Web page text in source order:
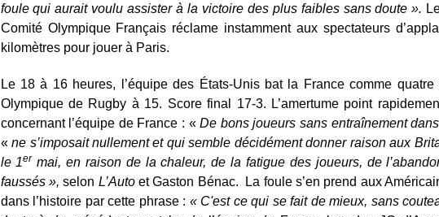
foule qui aurait voulu assister à la victoire des plus faibles sans doute ».
Comité Olympique Français réclame instamment aux spectateurs
kilomètres pour jouer à Paris.
Le 18 à 16 heures, l’équipe des États-Unis bat la France comme
Olympique de Rugby à 15. Score final 17-3. L’amertume point
concernant l’équipe de France : «De bons joueurs sans entraînement
«ne s’imposait nullement et qui semble décidément donner raison aux
le 1er mai, en raison de la chaleur, de la fatigue des joueurs, de
faussés »,selon L’Auto et Gaston Bénac. La foule s’en prend aux
dans l’histoire par cette phrase : « C'est ce qui se fait de mieux, sans